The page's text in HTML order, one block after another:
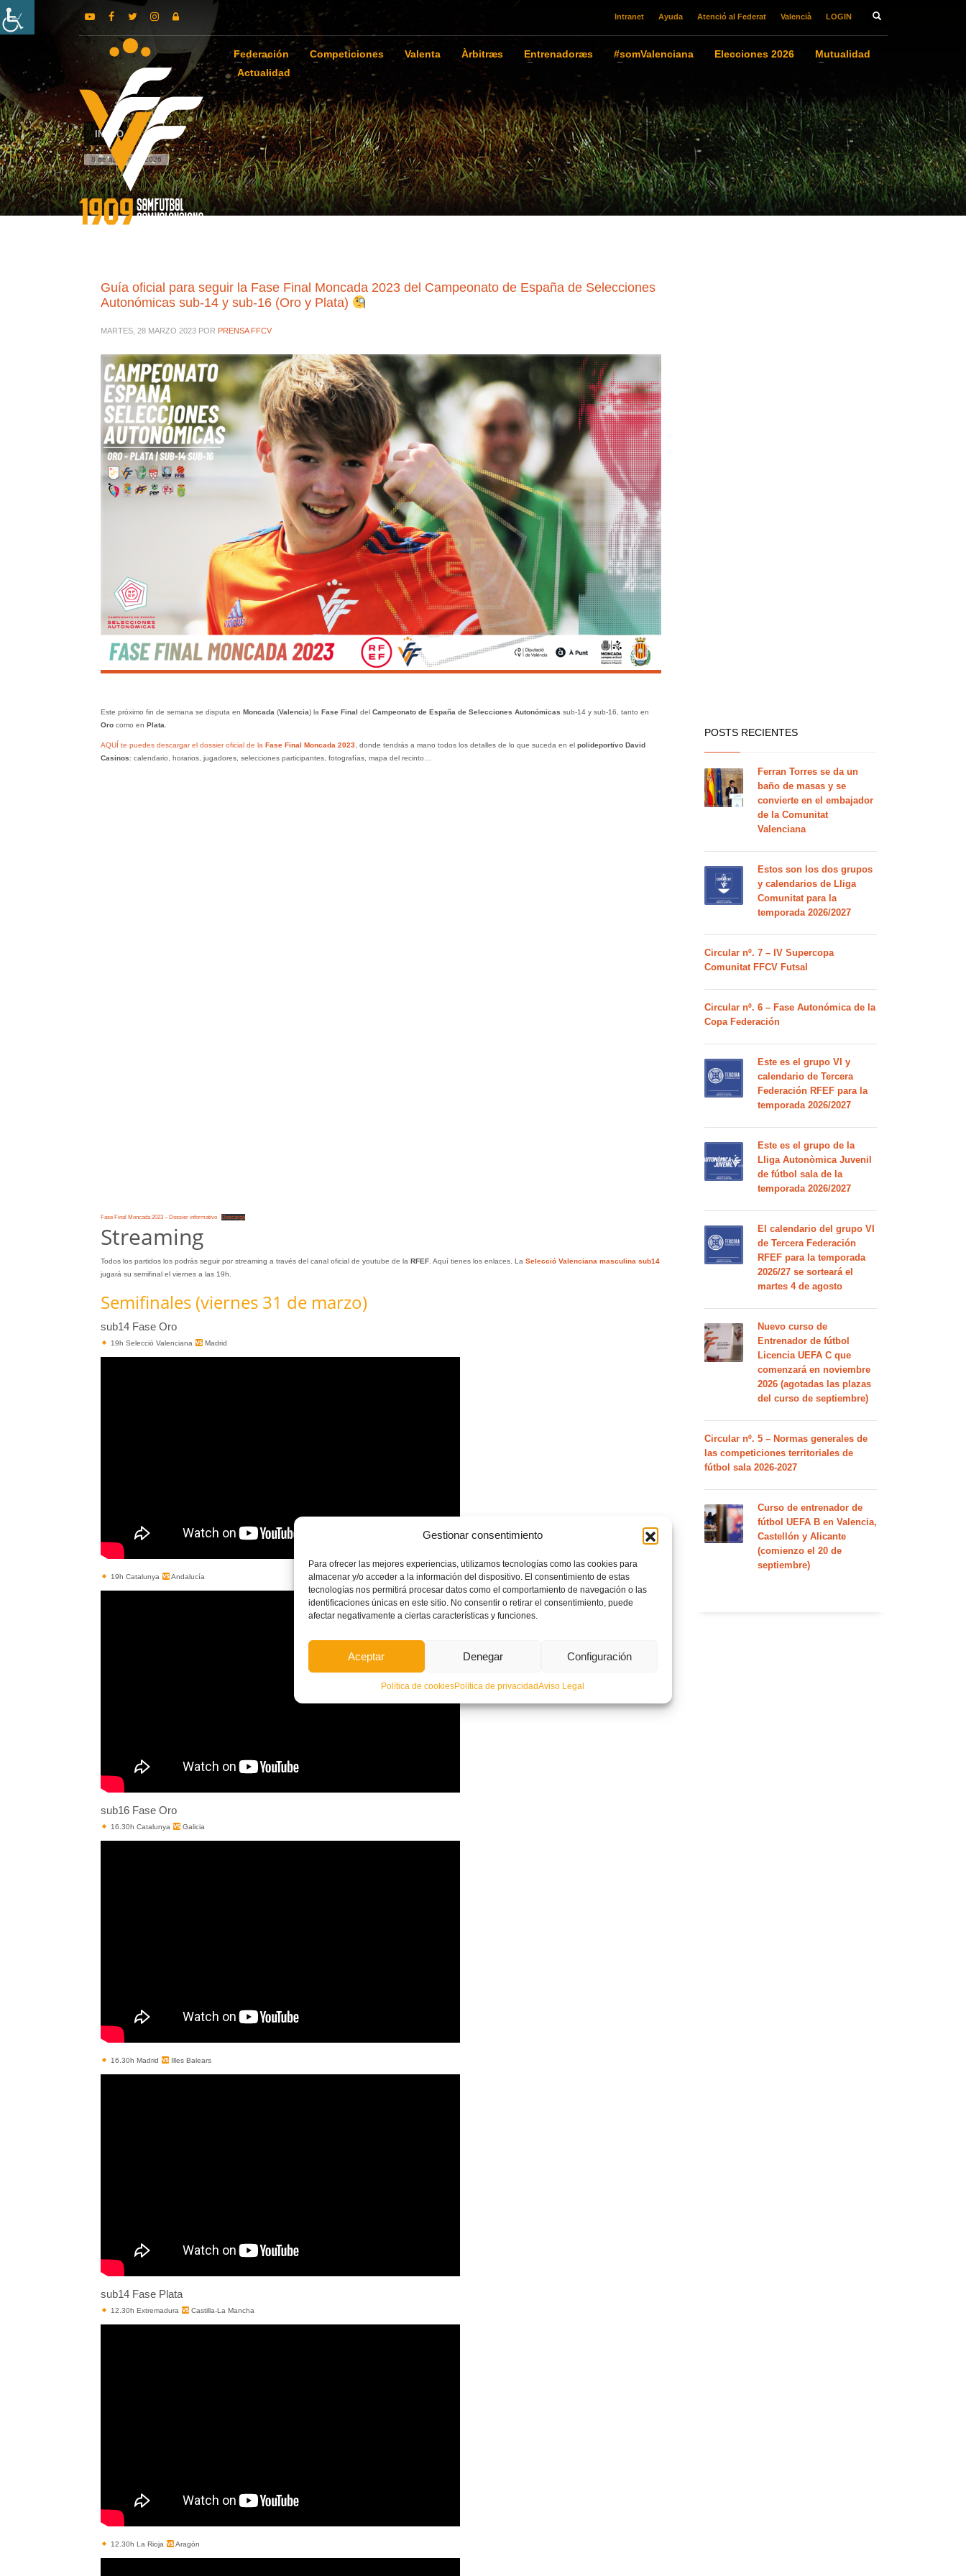
Gestionar consentimiento
Para ofrecer las mejores experiencias, utilizamos tecnologías como las cookies para
almacenar y/o acceder a la información del dispositivo. El consentimiento de estas
tecnologías nos permitirá procesar datos como el comportamiento de navegación o las
identificaciones únicas en este sitio. No consentir o retirar el consentimiento, puede
afectar negativamente a ciertas características y funciones.
Aceptar Denegar Configuración
Política de cookiesPolítica de privacidadAviso Legal
Intranet Ayuda Atenció al Federat Valencià LOGIN
Federación Competiciones Valenta Àrbitræs Entrenadoræs #somValenciana Elecciones 2026
Mutualidad
Actualidad
INICIO
8 de agosto de 2026
Guía oficial para seguir la Fase Final Moncada 2023 del Campeonato de España de Selecciones
Autonómicas sub-14 y sub-16 (Oro y Plata)
MARTES, 28 MARZO 2023 POR PRENSA FFCV
Este próximo fin de semana se disputa en Moncada (Valencia) la Fase Final del Campeonato de España de Selecciones Autonómicas sub-14 y sub-16, tanto en
Orocomo en Plata
AQUÍ te puedes descargar el dossier oficial de la Fase Final Moncada 2023, donde tendrás a mano todos los detalles de lo que suceda en el polideportivo David
Casinos: calendario, horarios, jugadores, selecciones participantes, fotografías, mapa del recinto…
Fase Final Moncada 2023 – Dossier informativo Descarga
Streaming
Todos los partidos los podrás seguir por streaming a través del canal oficial de youtube de la RFEF. Aquí tienes los enlaces. La Selecció Valenciana masculina sub14
jugará su semifinal el viernes a las 19h.
Semifinales (viernes 31 de marzo)
sub14 Fase Oro
19h Selecció Valenciana Madrid
19h Catalunya Andalucía
sub16 Fase Oro
16.30h Catalunya Galicia
16.30h Madrid Illes Balears
sub14 Fase Plata
12.30h Extremadura Castilla-La Mancha
12.30h La Rioja Aragón
POSTS RECIENTES
Ferran Torres se da un
baño de masas y se
convierte en el embajador
de la Comunitat
Valenciana
Estos son los dos grupos
y calendarios de Lliga
Comunitat para la
temporada 2026/2027
Circular nº. 7 – IV Supercopa
Comunitat FFCV Futsal
Circular nº. 6 – Fase Autonómica de la
Copa Federación
Este es el grupo VI y
calendario de Tercera
Federación RFEF para la
temporada 2026/2027
Este es el grupo de la
Lliga Autonòmica Juvenil
de fútbol sala de la
temporada 2026/2027
El calendario del grupo VI
de Tercera Federación
RFEF para la temporada
2026/27 se sorteará el
martes 4 de agosto
Nuevo curso de
Entrenador de fútbol
Licencia UEFA C que
comenzará en noviembre
2026 (agotadas las plazas
del curso de septiembre)
Circular nº. 5 – Normas generales de
las competiciones territoriales de
fútbol sala 2026-2027
Curso de entrenador de
fútbol UEFA B en Valencia,
Castellón y Alicante
(comienzo el 20 de
septiembre)